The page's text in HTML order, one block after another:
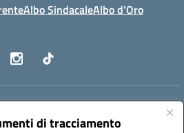
di tracciamento
Albo SindacaleAlbo d’Oro
FGTD02000P@istruzione.it